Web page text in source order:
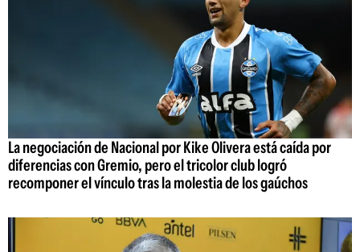
La negociación de Nacional por Kike Olivera está caída por
diferencias con Gremio, pero el tricolor club logró
recomponer el vínculo tras la molestia de los gaúchos